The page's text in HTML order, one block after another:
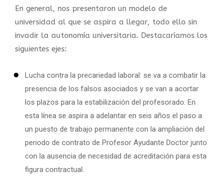
En general, nos presentaron un modelo de
universidad al que se aspira a llegar, todo ello sin
invadir la autonomía universitaria. Destacaríamos los
siguientes ejes:
Lucha contra la precariedad laboral: se va a combatir la
presencia de los falsos asociados y se van a acortar
los plazos para la estabilización del profesorado. En
esta línea se aspira a adelantar en seis años el paso a
un puesto de trabajo permanente con la ampliación del
periodo de contrato de Profesor Ayudante Doctor junto
con la ausencia de necesidad de acreditación para esta
figura contractual.